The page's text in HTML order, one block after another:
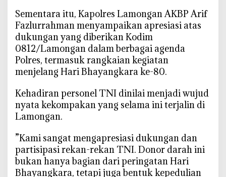
a
n
u
s
i
a
a
n
‎Sementara itu, Kapolres Lamongan AKBP Arif
Fazlurrahman menyampaikan apresiasi atas
dukungan yang diberikan Kodim
0812/Lamongan dalam berbagai agenda
Polres, termasuk rangkaian kegiatan
menjelang Hari Bhayangkara ke-80.
‎Kehadiran personel TNI dinilai menjadi wujud
nyata kekompakan yang selama ini terjalin di
Lamongan.
‎”Kami sangat mengapresiasi dukungan dan
partisipasi rekan-rekan TNI. Donor darah ini
bukan hanya bagian dari peringatan Hari
Bhayangkara, tetapi juga bentuk kepedulian